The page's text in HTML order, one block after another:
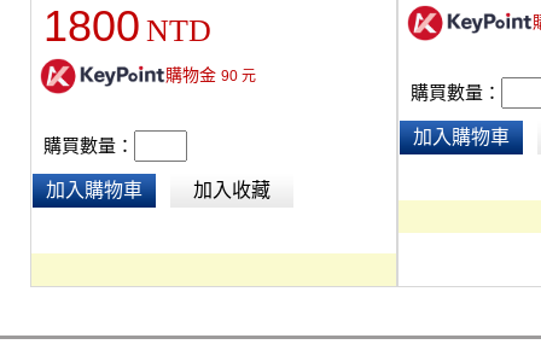
1800 NTD
購物金 90元
購買數量：
加入購物車 加入收藏
購買數量：
加入購物車